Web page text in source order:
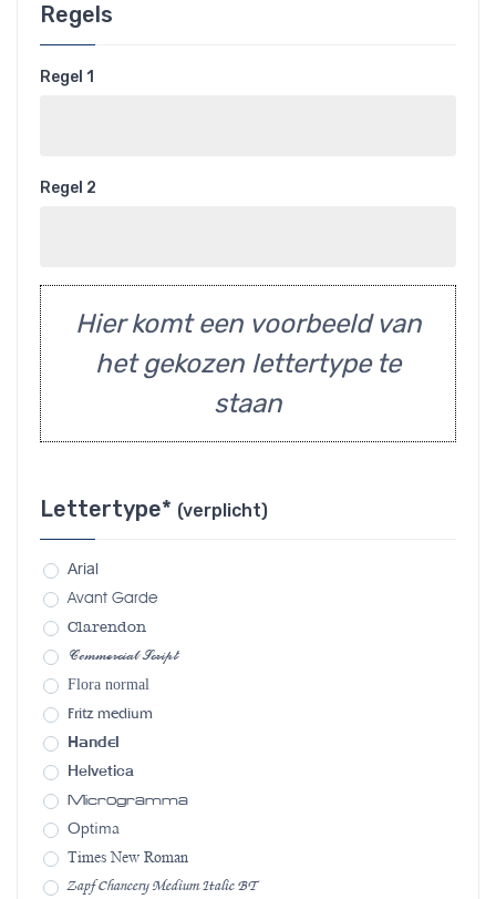
Regels
Regel 1
Regel 2
Hier komt een voorbeeld van
het gekozen lettertype te
staan
Lettertype* (verplicht)
Arial
Avant Garde
Clarendon
Commercial Script
Flora normal
Fritz medium
Handel
Helvetica
Microgramma
Optima
Times New Roman
Zapf Chancery Medium Italic BT